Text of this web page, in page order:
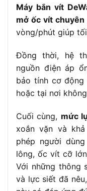
Đầu cặp mũi
vít
Kích thước vít
Trọng lượng
Kích thước (D
x R x C)
Đèn LED
Tính năng nổi
bật
– 3
–
–
–
Máy bắn vít
mở ốc vít chuyên
vòng/phút giúp
Đồng thời, hệ
nguồn điện áp
bảo tính cơ
hoặc tại nơi
Cuối cùng, mức
xoắn vặn và
phép người
lông, ốc vít cỡ
Với những thông
và lực siết đã